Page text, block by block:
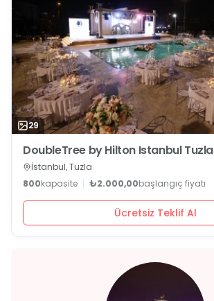
29
DoubleTree by Hilton Istanbul Tuzla
İstanbul, Tuzla
800kapasite ₺2.000,00başlangıç fiyatı
Ücretsiz Teklif Al